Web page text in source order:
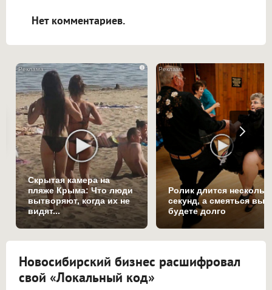
Нет комментариев.
i
Скрытая камера на
пляже Крыма: Что люди
вытворяют, когда их не
видят...
Ролик длится
секунд, а смеяться вы
будете долго
Новосибирский бизнес расшифровал
свой «Локальный код»